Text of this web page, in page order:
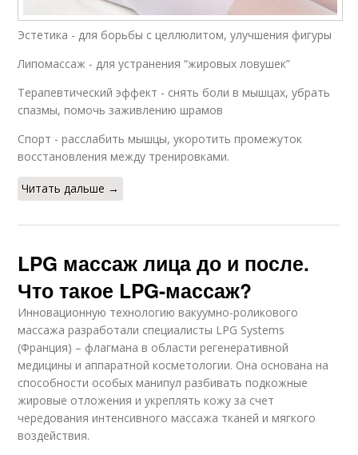
Эстетика - для борьбы с целлюлитом, улучшения фигуры
Липомассаж - для устранения “жировых ловушек”
Терапевтический эффект - снять боли в мышцах, убрать
спазмы, помочь заживлению шрамов
Спорт - расслабить мышцы, укоротить промежуток
восстановления между тренировками.
Читать дальше →
LPG массаж лица до и после.
Что такое LPG-массаж?
Инновационную технологию вакуумно-роликового
массажа разработали специалисты LPG Systems
(Франция) – флагмана в области регенеративной
медицины и аппаратной косметологии. Она основана на
способности особых манипул разбивать подкожные
жировые отложения и укреплять кожу за счет
чередования интенсивного массажа тканей и мягкого
воздействия.